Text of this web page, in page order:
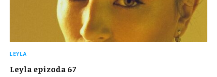
LEYLA
Leyla epizoda 67